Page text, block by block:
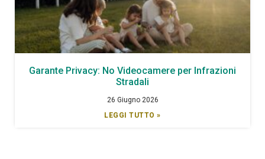
Garante Privacy: No Videocamere per Infrazioni
Stradali
26 Giugno 2026
LEGGI TUTTO »